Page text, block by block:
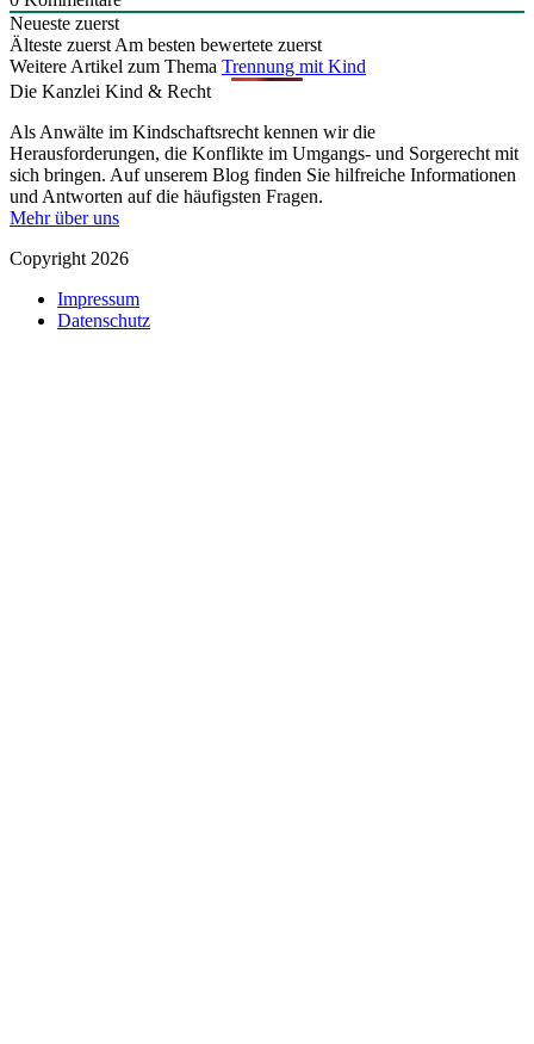
Neueste zuerst
Älteste zuerstAm besten bewertete zuerst
Weitere Artikel zum Thema Trennung mit Kind
Die Kanzlei Kind & Recht
Als Anwälte im Kindschaftsrecht kennen wir die
Herausforderungen, die Konflikte im Umgangs- und Sorgerecht mit
sich bringen. Auf unserem Blog finden Sie hilfreiche Informationen
und Antworten auf die häufigsten Fragen.
Mehr über uns
Copyright 2026
Impressum
Datenschutz